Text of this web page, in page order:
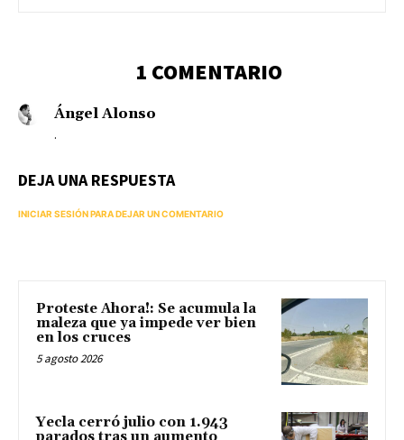
1 COMENTARIO
Ángel Alonso
.
DEJA UNA RESPUESTA
INICIAR SESIÓN PARA DEJAR UN COMENTARIO
Proteste Ahora!: Se acumula la
maleza que ya impede ver bien
en los cruces
5 agosto 2026
Yecla cerró julio con 1.943